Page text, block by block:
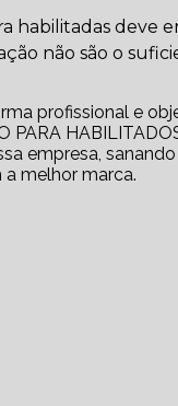
deve
não são o
profissional e
empresa,
melhor marca.